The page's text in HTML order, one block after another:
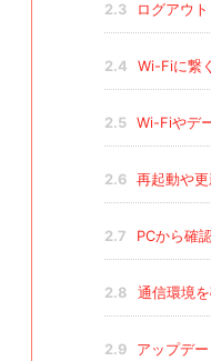
2.3 ログアウト
2.4 Wi-Fiに繋
2.5 Wi-Fiやデ
2.6 再起動や
2.7 PCから確
2.8 通信環境
2.9 アップデー